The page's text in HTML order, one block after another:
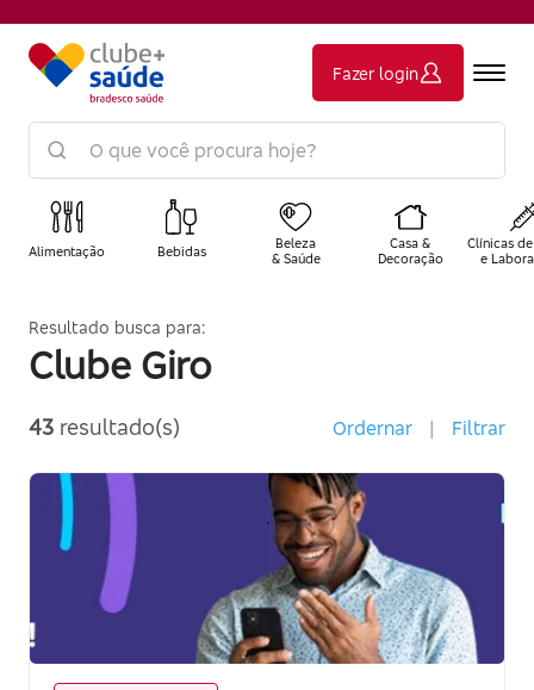
Fazer login
Alimentação Bebidas
Beleza
& Saúde
Casa &
Decoração
Clínicas
e
Resultado busca para:
Clube Giro
43 resultado(s) Ordernar | Filtrar